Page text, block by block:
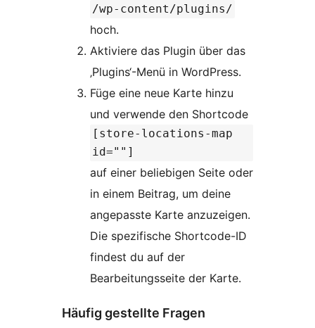
/wp-content/plugins/
hoch.
Aktiviere das Plugin über das
‚Plugins‘-Menü in WordPress.
Füge eine neue Karte hinzu
und verwende den Shortcode
[store-locations-map
id=""]
auf einer beliebigen Seite oder
in einem Beitrag, um deine
angepasste Karte anzuzeigen.
Die spezifische Shortcode-ID
findest du auf der
Bearbeitungsseite der Karte.
Häufig gestellte Fragen